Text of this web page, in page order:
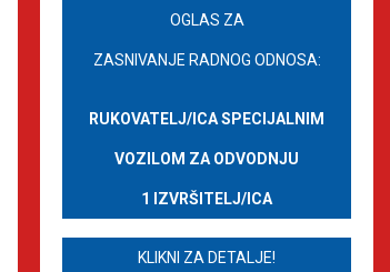
OGLAS ZA
ZASNIVANJE RADNOG ODNOSA:
RUKOVATELJ/ICA SPECIJALNIM
VOZILOM ZA ODVODNJU
1 IZVRŠITELJ/ICA
KLIKNI ZA DETALJE!